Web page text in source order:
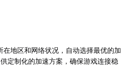
在地区和网络状况，自动选择最优的加
定制化的加速方案，确保游戏连接稳